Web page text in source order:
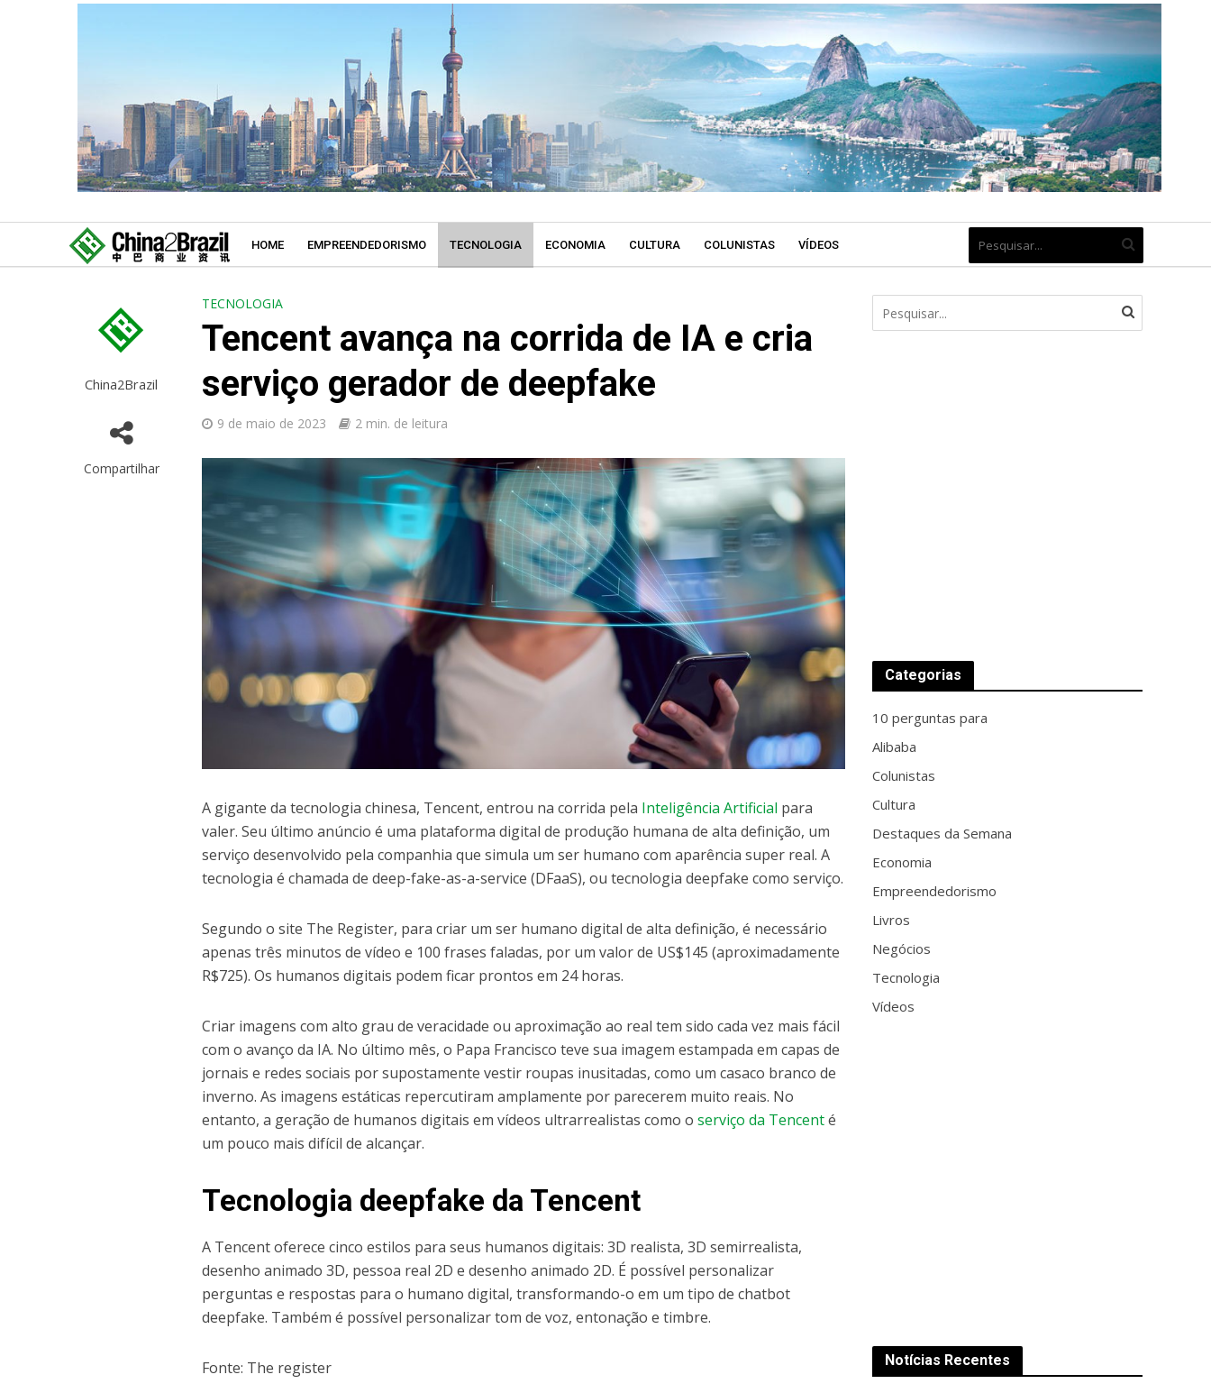
HOME EMPREENDEDORISMO TECNOLOGIA ECONOMIA CULTURA COLUNISTAS VÍDEOS
China2Brazil
Compartilhar
TECNOLOGIA
Tencent avança na corrida de IA e cria
serviço gerador de deepfake
9 de maio de 2023 2 min. de leitura
A gigante da tecnologia chinesa, Tencent, entrou na corrida pela Inteligência Artificial para
valer. Seu último anúncio é uma plataforma digital de produção humana de alta definição, um
serviço desenvolvido pela companhia que simula um ser humano com aparência super real. A
tecnologia é chamada de deep-fake-as-a-service (DFaaS), ou tecnologia deepfake como serviço.
Segundo o site The Register, para criar um ser humano digital de alta definição, é necessário
apenas três minutos de vídeo e 100 frases faladas, por um valor de US$145 (aproximadamente
R$725). Os humanos digitais podem ficar prontos em 24 horas.
Criar imagens com alto grau de veracidade ou aproximação ao real tem sido cada vez mais fácil
com o avanço da IA. No último mês, o Papa Francisco teve sua imagem estampada em capas de
jornais e redes sociais por supostamente vestir roupas inusitadas, como um casaco branco de
inverno. As imagens estáticas repercutiram amplamente por parecerem muito reais. No
entanto, a geração de humanos digitais em vídeos ultrarrealistas como oserviço da Tencenté
um pouco mais difícil de alcançar.
Tecnologia deepfake da Tencent
A Tencent oferece cinco estilos para seus humanos digitais: 3D realista, 3D semirrealista,
desenho animado 3D, pessoa real 2D e desenho animado 2D. É possível personalizar
perguntas e respostas para o humano digital, transformando-o em um tipo de chatbot
deepfake. Também é possível personalizar tom de voz, entonação e timbre.
Fonte: The register
Categorias
10 perguntas para
Alibaba
Colunistas
Cultura
Destaques da Semana
Economia
Empreendedorismo
Livros
Negócios
Tecnologia
Vídeos
Notícias Recentes